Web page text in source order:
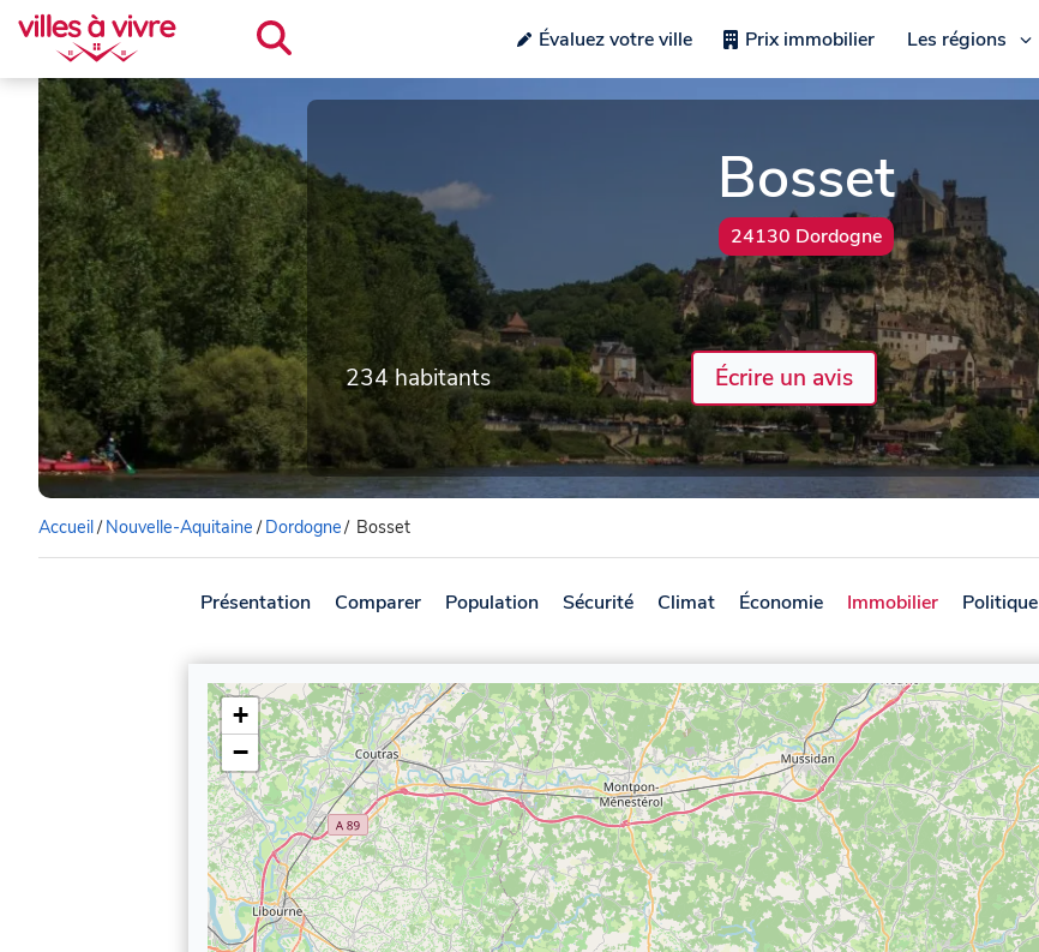
Évaluez votre ville Prix immobilier Les régions
Bosset
24130 Dordogne
234 habitants Écrire un avis
Accueil/ Nouvelle-Aquitaine/ Dordogne/ Bosset
Présentation Comparer Population Sécurité Climat Économie Immobilier Politique
+
−